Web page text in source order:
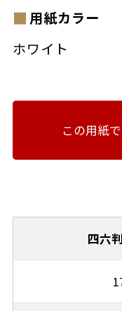
用紙カラー
ホワイト
この用紙
四六